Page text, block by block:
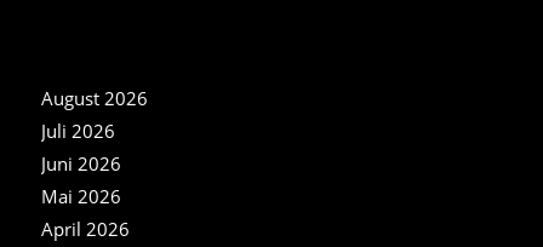
August 2026
Juli 2026
Juni 2026
Mai 2026
April 2026